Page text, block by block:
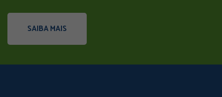
SAIBA MAIS